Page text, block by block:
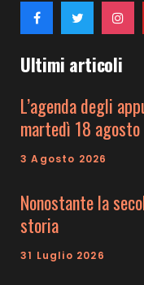
Ultimi articoli
L’agenda degli
martedì 18 agosto
3 Agosto 2026
Nonostante la
storia
31 Luglio 2026